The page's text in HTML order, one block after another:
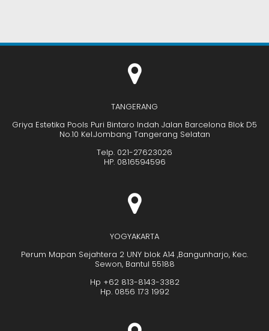
TANGERANG
Griya Estetika Pools Puri Bintaro Indah Jalan Barcelona Blok D5
No.10 Kel.Jombang Tangerang Selatan
Telp. 021-27623026
HP. 0816594596
YOGYAKARTA
Perum Mapan Sejahtera 2 UNY blok A14 ,Bangunharjo, Kec.
Sewon, Bantul 55188
Hp +62 813-8143-3382
Hp. 0856 173 1992